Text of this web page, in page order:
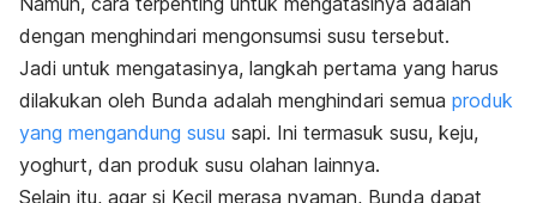
dengan menghindari mengonsumsi susu tersebut.
Jadi untuk mengatasinya, langkah pertama yang harus
dilakukan oleh Bunda adalah menghindari semua produk
yang mengandung susu sapi. Ini termasuk susu, keju,
yoghurt, dan produk susu olahan lainnya.
Selain itu, agar si Kecil merasa nyaman, Bunda dapat